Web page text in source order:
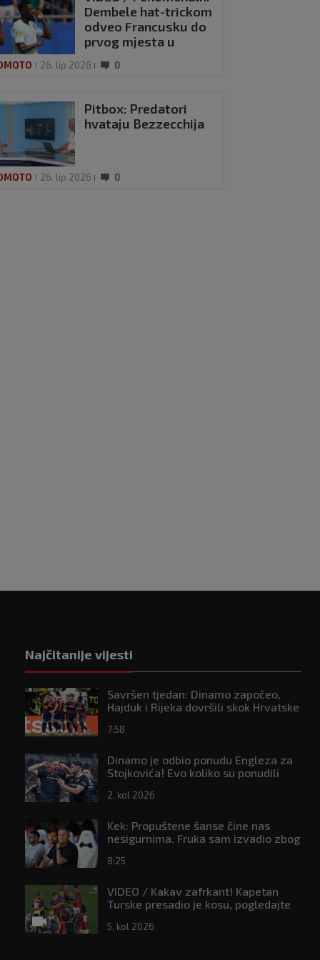
Dembele hat-trickom
odveo Francusku do
prvog mjesta u
26. lip 2026 0
Pitbox: Predatori
hvataju Bezzecchija
26. lip 2026 0
Najčitanije vijesti
Savršen tjedan: Dinamo započeo,
Hajduk i Rijeka dovršili skok Hrvatske
7:58
Dinamo je odbio ponudu Engleza za
Stojkovića! Evo koliko su ponudili
2. kol 2026
Kek: Propuštene šanse čine nas
nesigurnima. Fruka sam izvadio zbog
njega
8:25
VIDEO / Kakav zafrkant! Kapetan
Turske presadio je kosu, pogledajte
5. kol 2026